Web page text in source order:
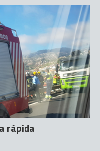
rápida